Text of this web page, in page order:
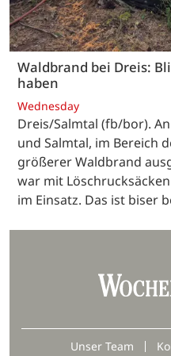
Waldbrand bei Dreis:
haben
Wednesday
Dreis/Salmtal (fb/bor).
und Salmtal, im Bereich
größerer Waldbrand
war mit
im Einsatz. Das ist biser
Unser Team